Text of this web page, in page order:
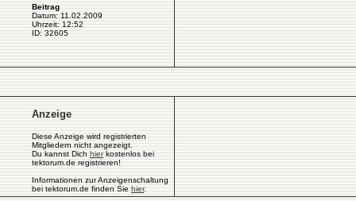
Beitrag
Datum: 11.02.2009
Uhrzeit: 12:52
ID: 32605
Anzeige
Diese Anzeige wird registrierten
Mitgliedern nicht angezeigt.
Du kannst Dich hierkostenlos bei
tektorum.de registrieren!
Informationen zur Anzeigenschaltung
bei tektorum.de finden Sie hier.